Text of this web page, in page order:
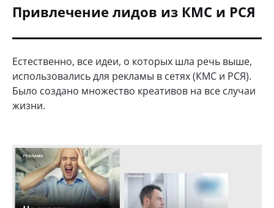
Привлечение лидов из КМС и РСЯ
Естественно, все идеи, о которых шла речь выше,
использовались для рекламы в сетях (КМС и РСЯ).
Было создано множество креативов на все случаи
жизни.